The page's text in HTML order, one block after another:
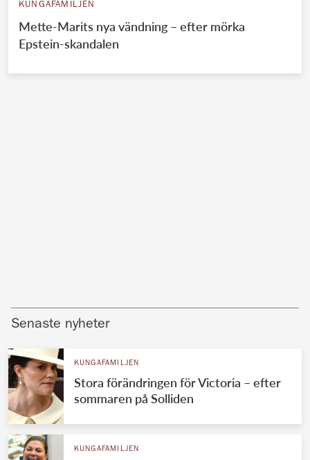
KUNGAFAMILJEN
Mette-Marits nya vändning – efter mörka
Epstein-skandalen
Senaste nyheter
KUNGAFAMILJEN
Stora förändringen för Victoria – efter
sommaren på Solliden
KUNGAFAMILJEN